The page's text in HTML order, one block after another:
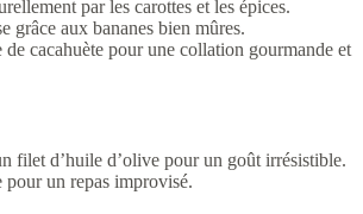
par les carottes et les épices.
grâce aux bananes bien mûres.
cacahuète pour une collation gourmande et
filet d’huile d’olive pour un goût irrésistible.
pour un repas improvisé.